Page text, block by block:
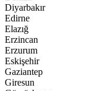
Diyarbakır
Edirne
Elazığ
Erzincan
Erzurum
Eskişehir
Gaziantep
Giresun